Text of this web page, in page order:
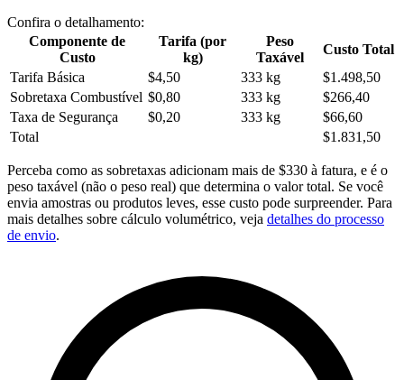
Confira o detalhamento:
Componente de
Custo
Tarifa (por
kg)
Peso
Taxável
Custo Total
Tarifa Básica
$4,50 333 kg
$1.498,50
Sobretaxa Combustível $0,80 333 kg
$266,40
Taxa de Segurança
$0,20 333 kg
$66,60
Total
$1.831,50
Perceba como as sobretaxas adicionam mais de $330 à fatura, e é o
peso taxável (não o peso real) que determina o valor total. Se você
envia amostras ou produtos leves, esse custo pode surpreender. Para
mais detalhes sobre cálculo volumétrico, veja detalhes do processo
de envio.